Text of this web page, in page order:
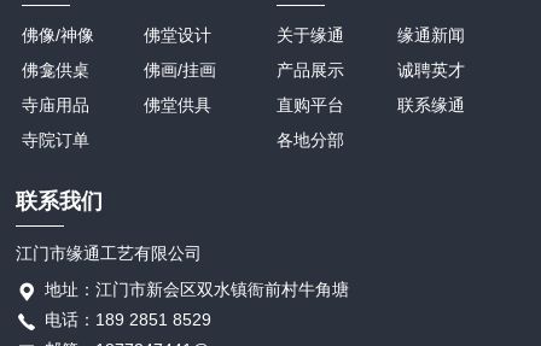
佛像/神像
佛龛供桌
寺庙用品
寺院订单
佛堂设计
佛画/挂画
佛堂供具
关于缘通
产品展示
直购平台
各地分部
缘通新闻
诚聘英才
联系缘通
联系我们
江门市缘通工艺有限公司
地址：江门市新会区双水镇衙前村牛角塘
电话：189 2851 8529